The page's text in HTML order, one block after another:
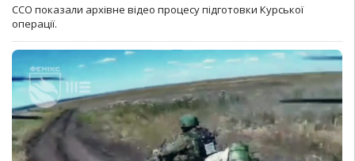
ССО показали архівне відео процесу підготовки Курської
операції.